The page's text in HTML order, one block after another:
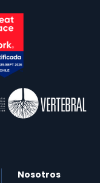
Nosotros